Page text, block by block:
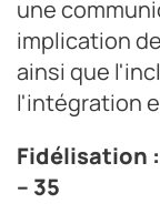
une
implication
ainsi que
l'intégration
Fidélisation
– 35